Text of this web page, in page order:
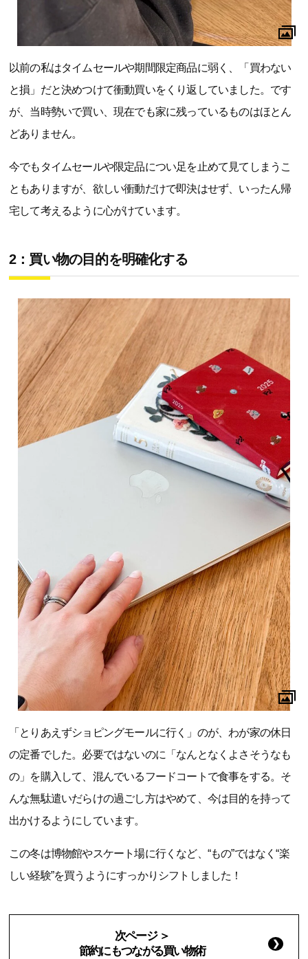
以前の私はタイムセールや期間限定商品に弱く、「買わない
と損」だと決めつけて衝動買いをくり返していました。です
が、当時勢いで買い、現在でも家に残っているものはほとん
どありません。
今でもタイムセールや限定品につい足を止めて見てしまうこ
ともありますが、欲しい衝動だけで即決はせず、いったん帰
宅して考えるように心がけています。
2：買い物の目的を明確化する
「とりあえずショピングモールに行く」のが、わが家の休日
の定番でした。必要ではないのに「なんとなくよさそうなも
の」を購入して、混んでいるフードコートで食事をする。そ
んな無駄遣いだらけの過ごし方はやめて、今は目的を持って
出かけるようにしています。
この冬は博物館やスケート場に行くなど、“もの”ではなく“楽
しい経験”を買うようにすっかりシフトしました！
次ページ ＞
節約にもつながる買い物術